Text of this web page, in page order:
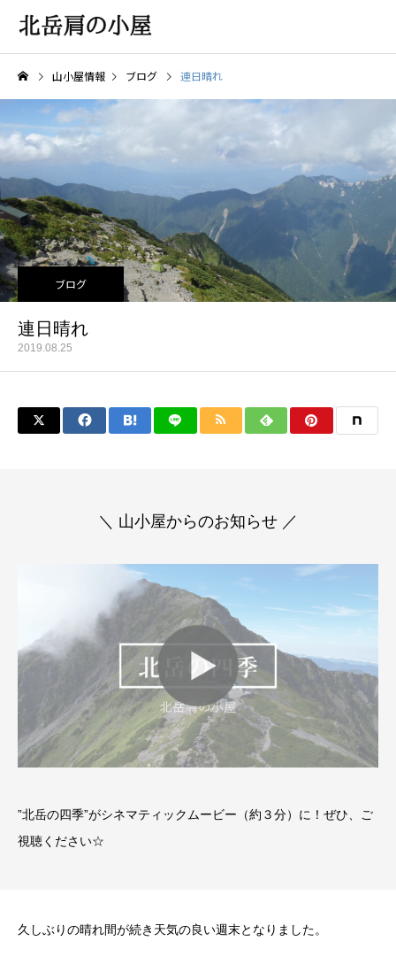
山小屋情報 ブログ 連日晴れ
ブログ
連日晴れ
2019.08.25
＼ 山小屋からのお知らせ ／
”北岳の四季”がシネマティックムービー（約３分）に！ぜひ、ご
視聴ください☆
久しぶりの晴れ間が続き天気の良い週末となりました。